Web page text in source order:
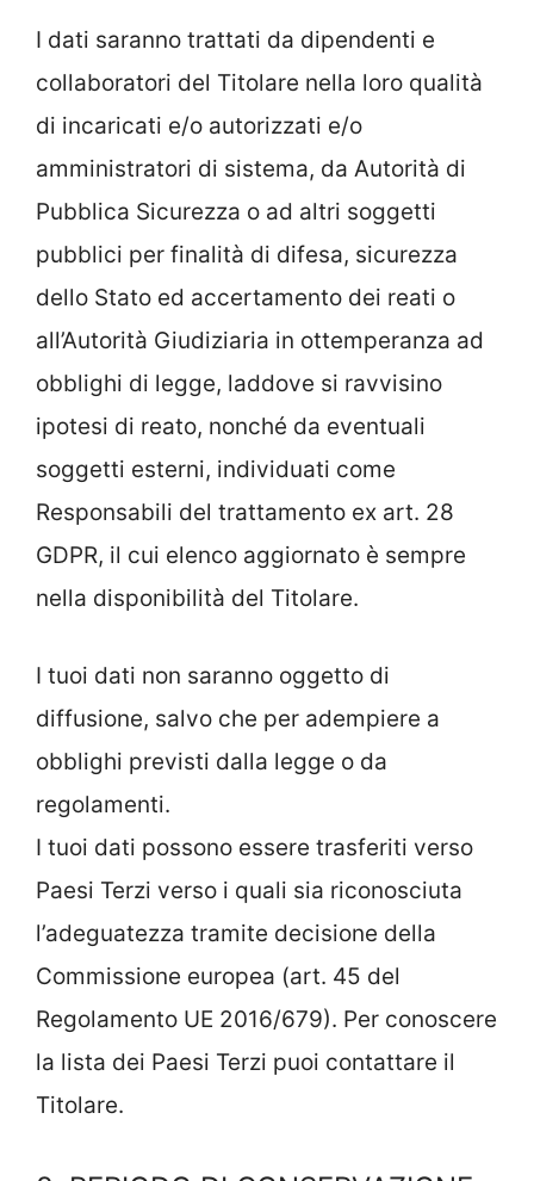
I dati saranno trattati da dipendenti e
collaboratori del Titolare nella loro qualità
di incaricati e/o autorizzati e/o
amministratori di sistema, da Autorità di
Pubblica Sicurezza o ad altri soggetti
pubblici per finalità di difesa, sicurezza
dello Stato ed accertamento dei reati o
all’Autorità Giudiziaria in ottemperanza ad
obblighi di legge, laddove si ravvisino
ipotesi di reato, nonché da eventuali
soggetti esterni, individuati come
Responsabili del trattamento ex art. 28
GDPR, il cui elenco aggiornato è sempre
nella disponibilità del Titolare.
I tuoi dati non saranno oggetto di
diffusione, salvo che per adempiere a
obblighi previsti dalla legge o da
regolamenti.
I tuoi dati possono essere trasferiti verso
Paesi Terzi verso i quali sia riconosciuta
l’adeguatezza tramite decisione della
Commissione europea (art. 45 del
Regolamento UE 2016/679). Per conoscere
la lista dei Paesi Terzi puoi contattare il
Titolare.